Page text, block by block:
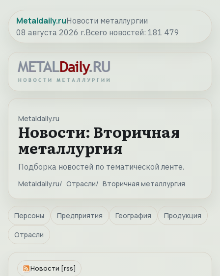
Metaldaily.ruНовости металлургии
08 августа 2026 г.Всего новостей: 181 479
Metaldaily.ru
Новости: Вторичная
металлургия
Подборка новостей по тематической ленте.
Metaldaily.ru Отрасли Вторичная металлургия
Персоны Предприятия География Продукция
Отрасли
Новости [rss]